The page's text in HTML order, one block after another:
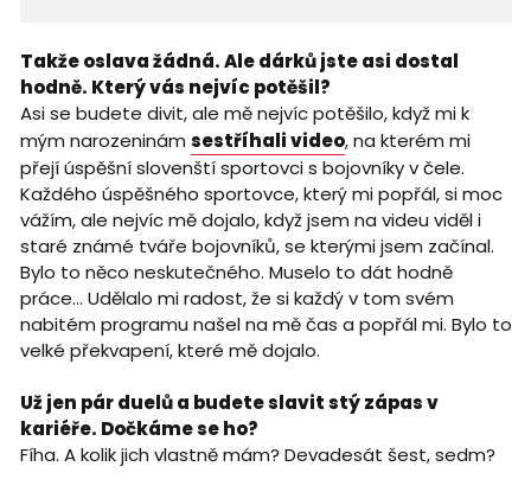
Takže oslava žádná. Ale dárků jste asi dostal
hodně. Který vás nejvíc potěšil?
Asi se budete divit, ale mě nejvíc potěšilo, když mi k
mým narozeninám sestříhali video, na kterém mi
přejí úspěšní slovenští sportovci s bojovníky v čele.
Každého úspěšného sportovce, který mi popřál, si moc
vážím, ale nejvíc mě dojalo, když jsem na videu viděl i
staré známé tváře bojovníků, se kterými jsem začínal.
Bylo to něco neskutečného. Muselo to dát hodně
práce… Udělalo mi radost, že si každý v tom svém
nabitém programu našel na mě čas a popřál mi. Bylo to
velké překvapení, které mě dojalo.
Už jen pár duelů a budete slavit stý zápas v
kariéře. Dočkáme se ho?
Fíha. A kolik jich vlastně mám? Devadesát šest, sedm?